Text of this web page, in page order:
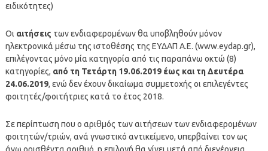
ειδικότητες)
Οι αιτήσεις των ενδιαφερομένων θα υποβληθούν μόνον
ηλεκτρονικά μέσω της ιστοθέσης της ΕΥΔΑΠ Α.Ε. (www.eydap.gr),
επιλέγοντας μόνο μία κατηγορία από τις παραπάνω οκτώ (8)
κατηγορίες, από τη Τετάρτη 19.06.2019 έως και τη Δευτέρα
24.06.2019, ενώ δεν έχουν δικαίωμα συμμετοχής οι επιλεγέντες
φοιτητές/φοιτήτριες κατά το έτος 2018.
Σε περίπτωση που ο αριθμός των αιτήσεων των ενδιαφερομένων
φοιτητών/τριών, ανά γνωστικό αντικείμενο, υπερβαίνει τον ως
άνω ορισθέντα αριθμό, η επιλογή θα γίνει μετά από διενέργεια